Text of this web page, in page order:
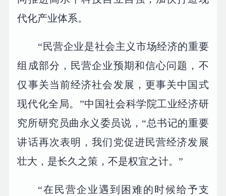
代化产业体系。
“民营企业是社会主义市场经济的重要
组成部分，民营企业预期和信心问题，不
仅事关当前经济社会发展，更事关中国式
现代化全局。”中国社会科学院工业经济研
究所研究员曲永义委员说，“总书记的重要
讲话再次表明，我们党促进民营经济发展
壮大，是长久之策，不是权宜之计。”
“在民营企业遇到困难的时候给予支